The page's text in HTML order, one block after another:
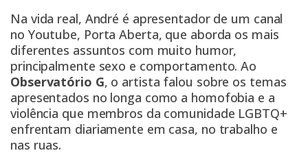
Na vida real, André é apresentador de um canal
no Youtube, Porta Aberta, que aborda os mais
diferentes assuntos com muito humor,
principalmente sexo e comportamento. Ao
Observatório G, o artista falou sobre os temas
apresentados no longa como a homofobia e a
violência que membros da comunidade LGBTQ+
enfrentam diariamente em casa, no trabalho e
nas ruas.